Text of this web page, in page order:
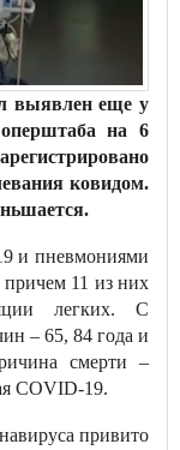
выявлен еще у
на 6
ковидом.
и пневмониями
причем 11 из них
легких. С
– 65, 84 года и
смерти –
COVID-19.
привито